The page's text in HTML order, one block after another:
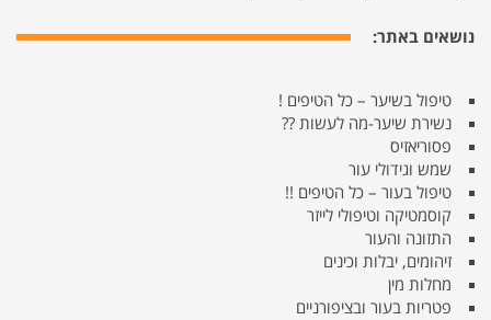
נושאים באתר:
טיפול בשיער – כל הטיפים !
נשירת שיער-מה לעשות ??
פסוריאזיס
שמש וגידולי עור
טיפול בעור – כל הטיפים !!
קוסמטיקה וטיפולי לייזר
התזונה והעור
זיהומים, יבלות וכינים
מחלות מין
פטריות בעור ובציפורניים